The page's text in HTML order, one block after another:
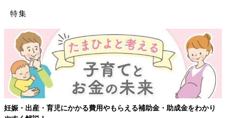
特集
妊娠・出産・育児にかかる費用やもらえる補助金・助成金をわかり